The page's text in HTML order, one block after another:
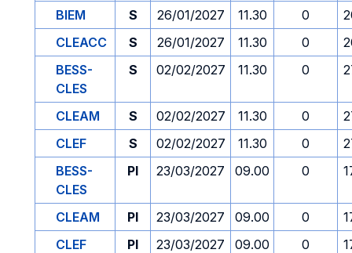
BIEM
S 26/01/2027 11.30 0
CLEACC
S 26/01/2027 11.30 0
BESS-
CLES
S 02/02/2027 11.30 0
CLEAM S 02/02/2027 11.30 0
CLEF
S 02/02/2027 11.30 0
BESS-
CLES
PI 23/03/2027 09.00 0
CLEAM PI 23/03/2027 09.00 0
CLEF
PI 23/03/2027 09.00 0